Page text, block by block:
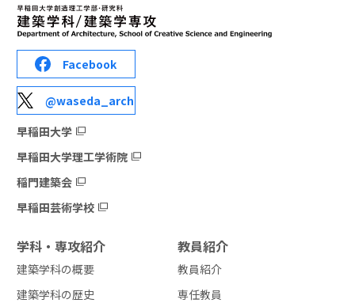
Facebook
@waseda_arch
早稲田大学
早稲田大学理工学術院
稲門建築会
早稲田芸術学校
学科・専攻紹介
建築学科の概要
建築学科の歴史
教員紹介
教員紹介
専任教員